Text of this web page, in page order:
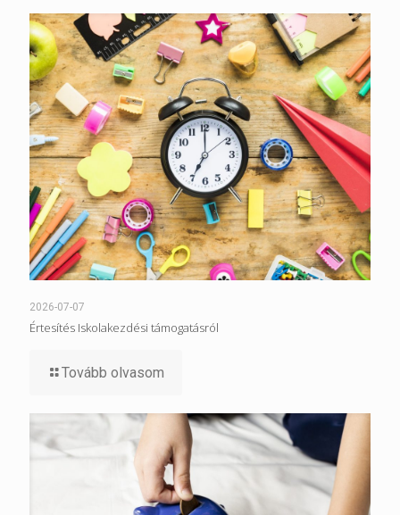
2026-07-07
Értesítés Iskolakezdési támogatásról
Tovább olvasom